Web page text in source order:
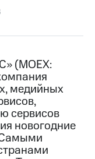
(MOEX:
медийных
сервисов
новогодние
Самыми